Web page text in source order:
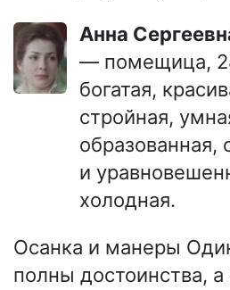
Анна
— помещица,
богатая,
стройная,
образованная,
и
холодная.
Осанка и манеры
полны достоинства, а